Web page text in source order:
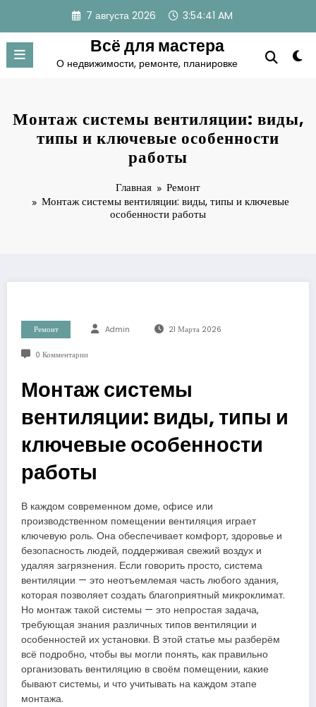
содержимому
7 августа 2026 3:54:42 AM
Всё для мастера
О недвижимости, ремонте, планировке
Монтаж системы вентиляции: виды,
типы и ключевые особенности
работы
Главная
Ремонт
Монтаж системы вентиляции: виды, типы и ключевые
особенности работы
Ремонт Admin 21 Марта 2026
0 Комментарии
Монтаж системы
вентиляции: виды, типы и
ключевые особенности
работы
В каждом современном доме, офисе или
производственном помещении вентиляция играет
ключевую роль. Она обеспечивает комфорт, здоровье и
безопасность людей, поддерживая свежий воздух и
удаляя загрязнения. Если говорить просто, система
вентиляции — это неотъемлемая часть любого здания,
которая позволяет создать благоприятный микроклимат.
Но монтаж такой системы — это непростая задача,
требующая знания различных типов вентиляции и
особенностей их установки. В этой статье мы разберём
всё подробно, чтобы вы могли понять, как правильно
организовать вентиляцию в своём помещении, какие
бывают системы, и что учитывать на каждом этапе
монтажа.